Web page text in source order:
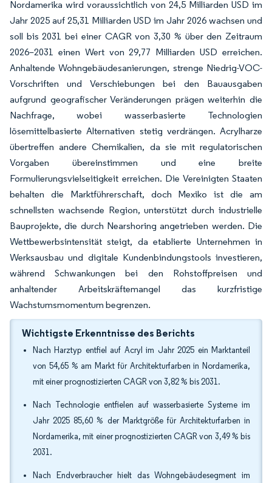
Nordamerika wird voraussichtlich von 24,5 Milliarden USD im
Jahr 2025 auf 25,31 Milliarden USD im Jahr 2026 wachsen und
soll bis 2031 bei einer CAGR von 3,30 % über den Zeitraum
2026–2031 einen Wert von 29,77 Milliarden USD erreichen.
Anhaltende Wohngebäudesanierungen, strenge Niedrig-VOC-
Vorschriften und Verschiebungen bei den Bauausgaben
aufgrund geografischer Veränderungen prägen weiterhin die
Nachfrage, wobei wasserbasierte Technologien
lösemittelbasierte Alternativen stetig verdrängen. Acrylharze
übertreffen andere Chemikalien, da sie mit regulatorischen
Vorgaben übereinstimmen und eine breite
Formulierungsvielseitigkeit erreichen. Die Vereinigten Staaten
behalten die Marktführerschaft, doch Mexiko ist die am
schnellsten wachsende Region, unterstützt durch industrielle
Bauprojekte, die durch Nearshoring angetrieben werden. Die
Wettbewerbsintensität steigt, da etablierte Unternehmen in
Werksausbau und digitale Kundenbindungstools investieren,
während Schwankungen bei den Rohstoffpreisen und
anhaltender Arbeitskräftemangel das kurzfristige
Wachstumsmomentum begrenzen.
Wichtigste Erkenntnisse des Berichts
Nach Harztyp entfiel auf Acryl im Jahr 2025 ein Marktanteil
von 54,65 % am Markt für Architekturfarben in Nordamerika,
mit einer prognostizierten CAGR von 3,82 % bis 2031.
Nach Technologie entfielen auf wasserbasierte Systeme im
Jahr 2025 85,60 % der Marktgröße für Architekturfarben in
Nordamerika, mit einer prognostizierten CAGR von 3,49 % bis
2031.
Nach Endverbraucher hielt das Wohngebäudesegment im